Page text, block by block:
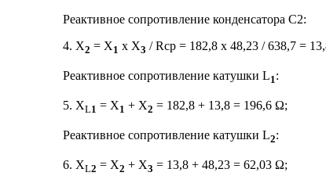
Реактивное сопротивление конденсатора С2:
4. X2 = X1 х X3 / Rср = 182,8 х 48,23 / 638,7 =
Реактивное сопротивление катушки L1:
5. XL1 = X1 + X2 = 182,8 + 13,8 = 196,6 Ω;
Реактивное сопротивление катушки L2:
6. XL2 = X2 + X3 = 13,8 + 48,23 = 62,03 Ω;